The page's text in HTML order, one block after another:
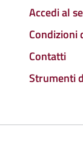
Accedi al
Condizioni
Contatti
Strumenti